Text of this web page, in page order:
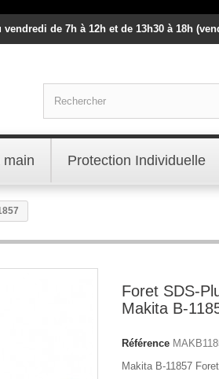
de 7h à 12h et de 13h30 à 18h
main Protection Individuelle
Foret SDS-
Makita B-
Référence
Makita B-11857